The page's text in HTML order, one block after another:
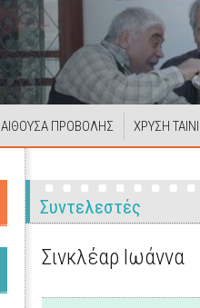
ΑΙΘΟΥΣΑ ΠΡΟΒΟΛΗΣ ΧΡΥΣΗ
Συντελεστές
Σινκλέαρ Ιωάννα